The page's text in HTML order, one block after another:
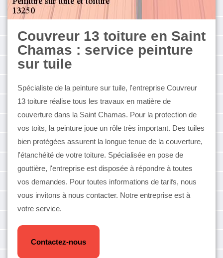
Couvreur 13 toiture en Saint
Chamas : service peinture
sur tuile
Spécialiste de la peinture sur tuile, l'entreprise Couvreur
13 toiture réalise tous les travaux en matière de
couverture dans la Saint Chamas. Pour la protection de
vos toits, la peinture joue un rôle très important. Des tuiles
bien protégées assurent la longue tenue de la couverture,
l'étanchéité de votre toiture. Spécialisée en pose de
gouttière, l'entreprise est disposée à répondre à toutes
vos demandes. Pour toutes informations de tarifs, nous
vous invitons à nous contacter. Notre entreprise est à
votre service.
Contactez-nous